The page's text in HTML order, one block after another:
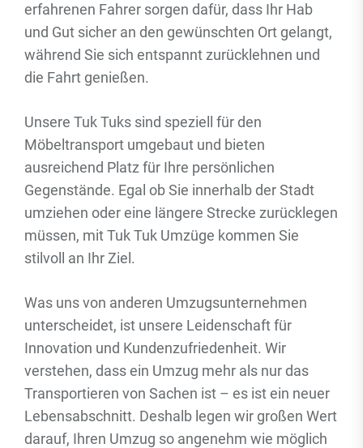
erfahrenen Fahrer sorgen dafür, dass Ihr Hab
und Gut sicher an den gewünschten Ort gelangt,
während Sie sich entspannt zurücklehnen und
die Fahrt genießen.
Unsere Tuk Tuks sind speziell für den
Möbeltransport umgebaut und bieten
ausreichend Platz für Ihre persönlichen
Gegenstände. Egal ob Sie innerhalb der Stadt
umziehen oder eine längere Strecke zurücklegen
müssen, mit Tuk Tuk Umzüge kommen Sie
stilvoll an Ihr Ziel.
Was uns von anderen Umzugsunternehmen
unterscheidet, ist unsere Leidenschaft für
Innovation und Kundenzufriedenheit. Wir
verstehen, dass ein Umzug mehr als nur das
Transportieren von Sachen ist – es ist ein neuer
Lebensabschnitt. Deshalb legen wir großen Wert
darauf, Ihren Umzug so angenehm wie möglich